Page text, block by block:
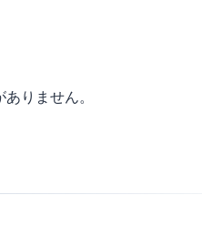
りません。